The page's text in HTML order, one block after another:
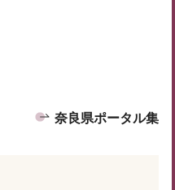
奈良県ポータル集